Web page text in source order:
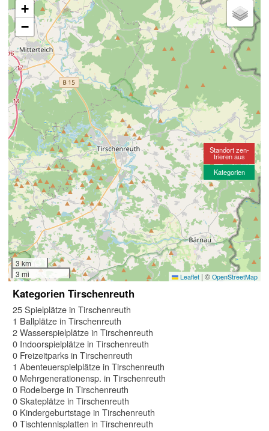
+
−
3 km
3 mi
Leaflet | © OpenStreetMap
Standort zen-
trieren aus
Kategorien
Kategorien Tirschenreuth
25 Spielplätze in Tirschenreuth
1 Ballplätze in Tirschenreuth
2 Wasserspielplätze in Tirschenreuth
0 Indoorspielplätze in Tirschenreuth
0 Freizeitparks in Tirschenreuth
1 Abenteuerspielplätze in Tirschenreuth
0 Mehrgenerationensp. in Tirschenreuth
0 Rodelberge in Tirschenreuth
0 Skateplätze in Tirschenreuth
0 Kindergeburtstage in Tirschenreuth
0 Tischtennisplatten in Tirschenreuth